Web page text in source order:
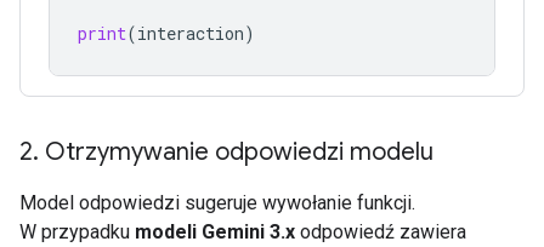
print(interaction)
2. Otrzymywanie odpowiedzi modelu
Model odpowiedzi sugeruje wywołanie funkcji.
W przypadku modeli Gemini 3.x odpowiedź zawiera